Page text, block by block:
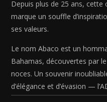
Depuis plus de 25 ans,
marque un souffle
ses valeurs.
Le nom Abaco est un
Bahamas, découvertes par
noces. Un souvenir
d’élégance et d’évasion —